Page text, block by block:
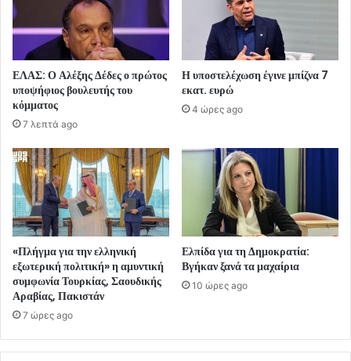
ΕΛΑΣ: Ο Αλέξης Δέδες ο πρώτος
υποψήφιος βουλευτής του
κόμματος
7 λεπτά ago
Η υποστελέχωση έγινε μπίζνα 7
εκατ. ευρώ
4 ώρες ago
«Πλήγμα για την ελληνική
εξωτερική πολιτική» η αμυντική
συμφωνία Τουρκίας, Σαουδικής
Αραβίας, Πακιστάν
7 ώρες ago
Ελπίδα για τη Δημοκρατία:
Βγήκαν ξανά τα μαχαίρια
10 ώρες ago